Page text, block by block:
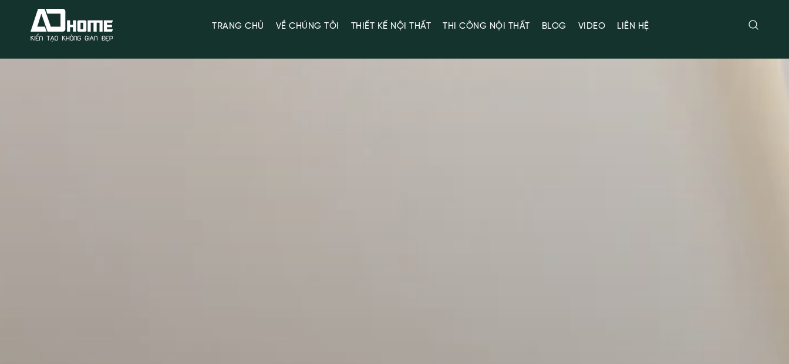
TRANG CHỦ VỀ CHÚNG TÔI THIẾT KẾ NỘI THẤT THI CÔNG NỘI THẤT BLOG VIDEO LIÊN HỆ